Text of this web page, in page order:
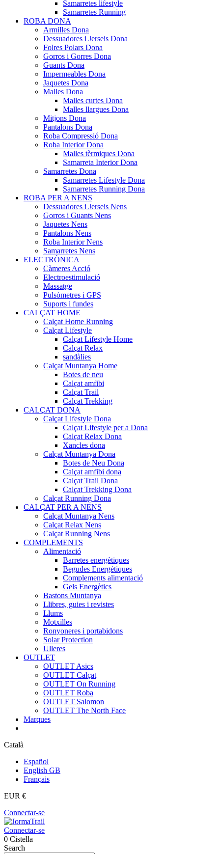
Samarretes lifestyle
Samarretes Running
ROBA DONA
Armilles Dona
Dessuadores i Jerseis Dona
Folres Polars Dona
Gorros i Gorres Dona
Guants Dona
Impermeables Dona
Jaquetes Dona
Malles Dona
Malles curtes Dona
Malles llargues Dona
Mitjons Dona
Pantalons Dona
Roba Compressió Dona
Roba Interior Dona
Malles tèrmiques Dona
Samarreta Interior Dona
Samarretes Dona
Samarretes Lifestyle Dona
Samarretes Running Dona
ROBA PER A NENS
Dessuadores i Jerseis Nens
Gorros i Guants Nens
Jaquetes Nens
Pantalons Nens
Roba Interior Nens
Samarretes Nens
ELECTRÒNICA
Càmeres Acció
Electroestimulació
Massatge
Pulsòmetres i GPS
Suports i fundes
CALÇAT HOME
Calçat Home Running
Calçat Lifestyle
Calçat Lifestyle Home
Calçat Relax
sandàlies
Calçat Muntanya Home
Botes de neu
Calçat amfibi
Calçat Trail
Calçat Trekking
CALÇAT DONA
Calçat Lifestyle Dona
Calçat Lifestyle per a Dona
Calçat Relax Dona
Xancles dona
Calçat Muntanya Dona
Botes de Neu Dona
Calçat amfibi dona
Calçat Trail Dona
Calçat Trekking Dona
Calçat Running Dona
CALÇAT PER A NENS
Calçat Muntanya Nens
Calçat Relax Nens
Calçat Running Nens
COMPLEMENTS
Alimentació
Barretes energètiques
Begudes Energètiques
Complements alimentació
Gels Energètics
Bastons Muntanya
Llibres, guies i revistes
Llums
Motxilles
Ronyoneres i portabidons
Solar Protection
Ulleres
OUTLET
OUTLET Asics
OUTLET Calçat
OUTLET On Running
OUTLET Roba
OUTLET Salomon
OUTLET The North Face
Marques
Català
Español
English GB
Français
EUR €
Connectar-se
Connectar-se
0 Cistella
Search